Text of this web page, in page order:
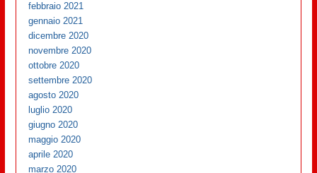
febbraio 2021
gennaio 2021
dicembre 2020
novembre 2020
ottobre 2020
settembre 2020
agosto 2020
luglio 2020
giugno 2020
maggio 2020
aprile 2020
marzo 2020